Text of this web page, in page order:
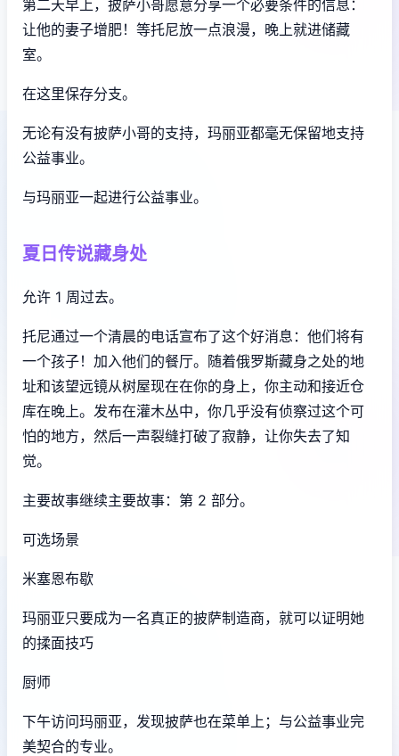
第二天早上，披萨小哥愿意分享一个必要条件的信息：
让他的妻子增肥！等托尼放一点浪漫，晚上就进储藏
室。
在这里保存分支。
无论有没有披萨小哥的支持，玛丽亚都毫无保留地支持
公益事业。
与玛丽亚一起进行公益事业。
夏日传说藏身处
允许 1 周过去。
托尼通过一个清晨的电话宣布了这个好消息：他们将有
一个孩子！加入他们的餐厅。随着俄罗斯藏身之处的地
址和该望远镜从树屋现在在你的身上，你主动和接近仓
库在晚上。发布在灌木丛中，你几乎没有侦察过这个可
怕的地方，然后一声裂缝打破了寂静，让你失去了知
觉。
主要故事继续主要故事：第 2 部分。
可选场景
米塞恩布歇
玛丽亚只要成为一名真正的披萨制造商，就可以证明她
的揉面技巧
厨师
下午访问玛丽亚，发现披萨也在菜单上；与公益事业完
美契合的专业。